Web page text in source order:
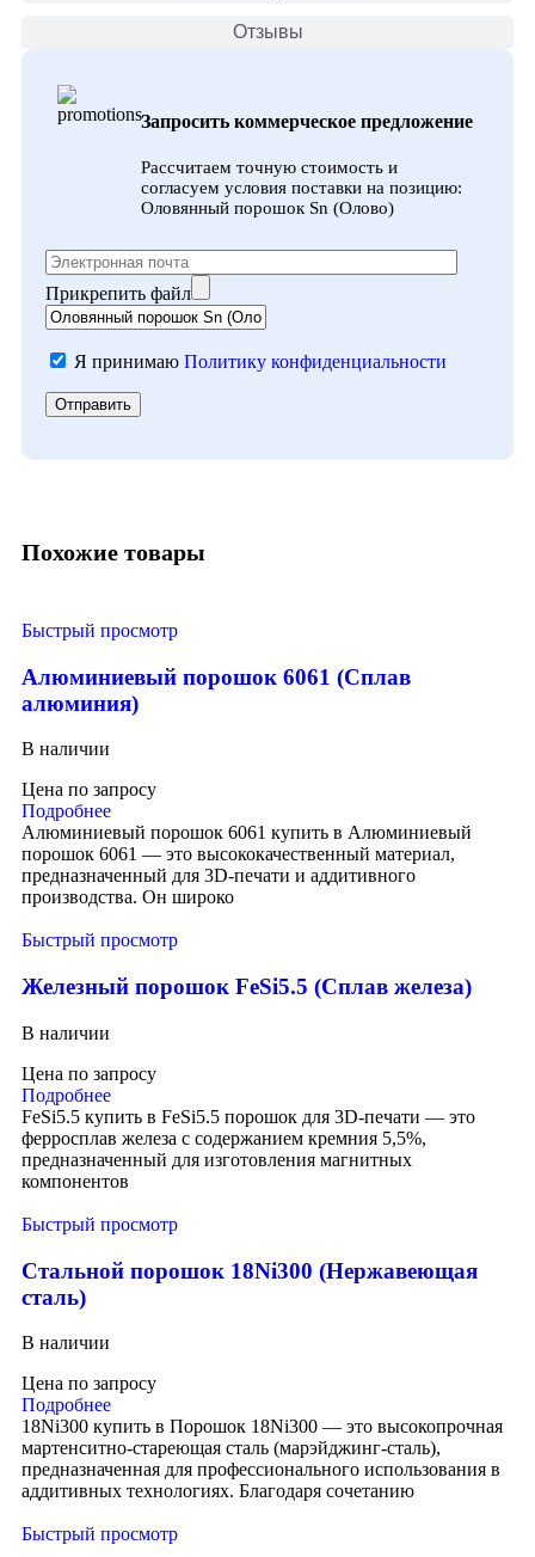
Отзывы
Запросить коммерческое предложение
Рассчитаем точную стоимость и
согласуем условия поставки на позицию:
Оловянный порошок Sn (Олово)
Прикрепить файл
Я принимаю Политику конфиденциальности
Похожие товары
Быстрый просмотр
Алюминиевый порошок 6061 (Сплав
алюминия)
В наличии
Цена по запросу
Подробнее
Алюминиевый порошок 6061 купить в Алюминиевый
порошок 6061 — это высококачественный материал,
предназначенный для 3D-печати и аддитивного
производства. Он широко
Быстрый просмотр
Железный порошок FeSi5.5 (Сплав железа)
В наличии
Цена по запросу
Подробнее
FeSi5.5 купить в FeSi5.5 порошок для 3D-печати — это
ферросплав железа с содержанием кремния 5,5%,
предназначенный для изготовления магнитных
компонентов
Быстрый просмотр
Стальной порошок 18Ni300 (Нержавеющая
сталь)
В наличии
Цена по запросу
Подробнее
18Ni300 купить в Порошок 18Ni300 — это высокопрочная
мартенситно-стареющая сталь (марэйджинг-сталь),
предназначенная для профессионального использования в
аддитивных технологиях. Благодаря сочетанию
Быстрый просмотр